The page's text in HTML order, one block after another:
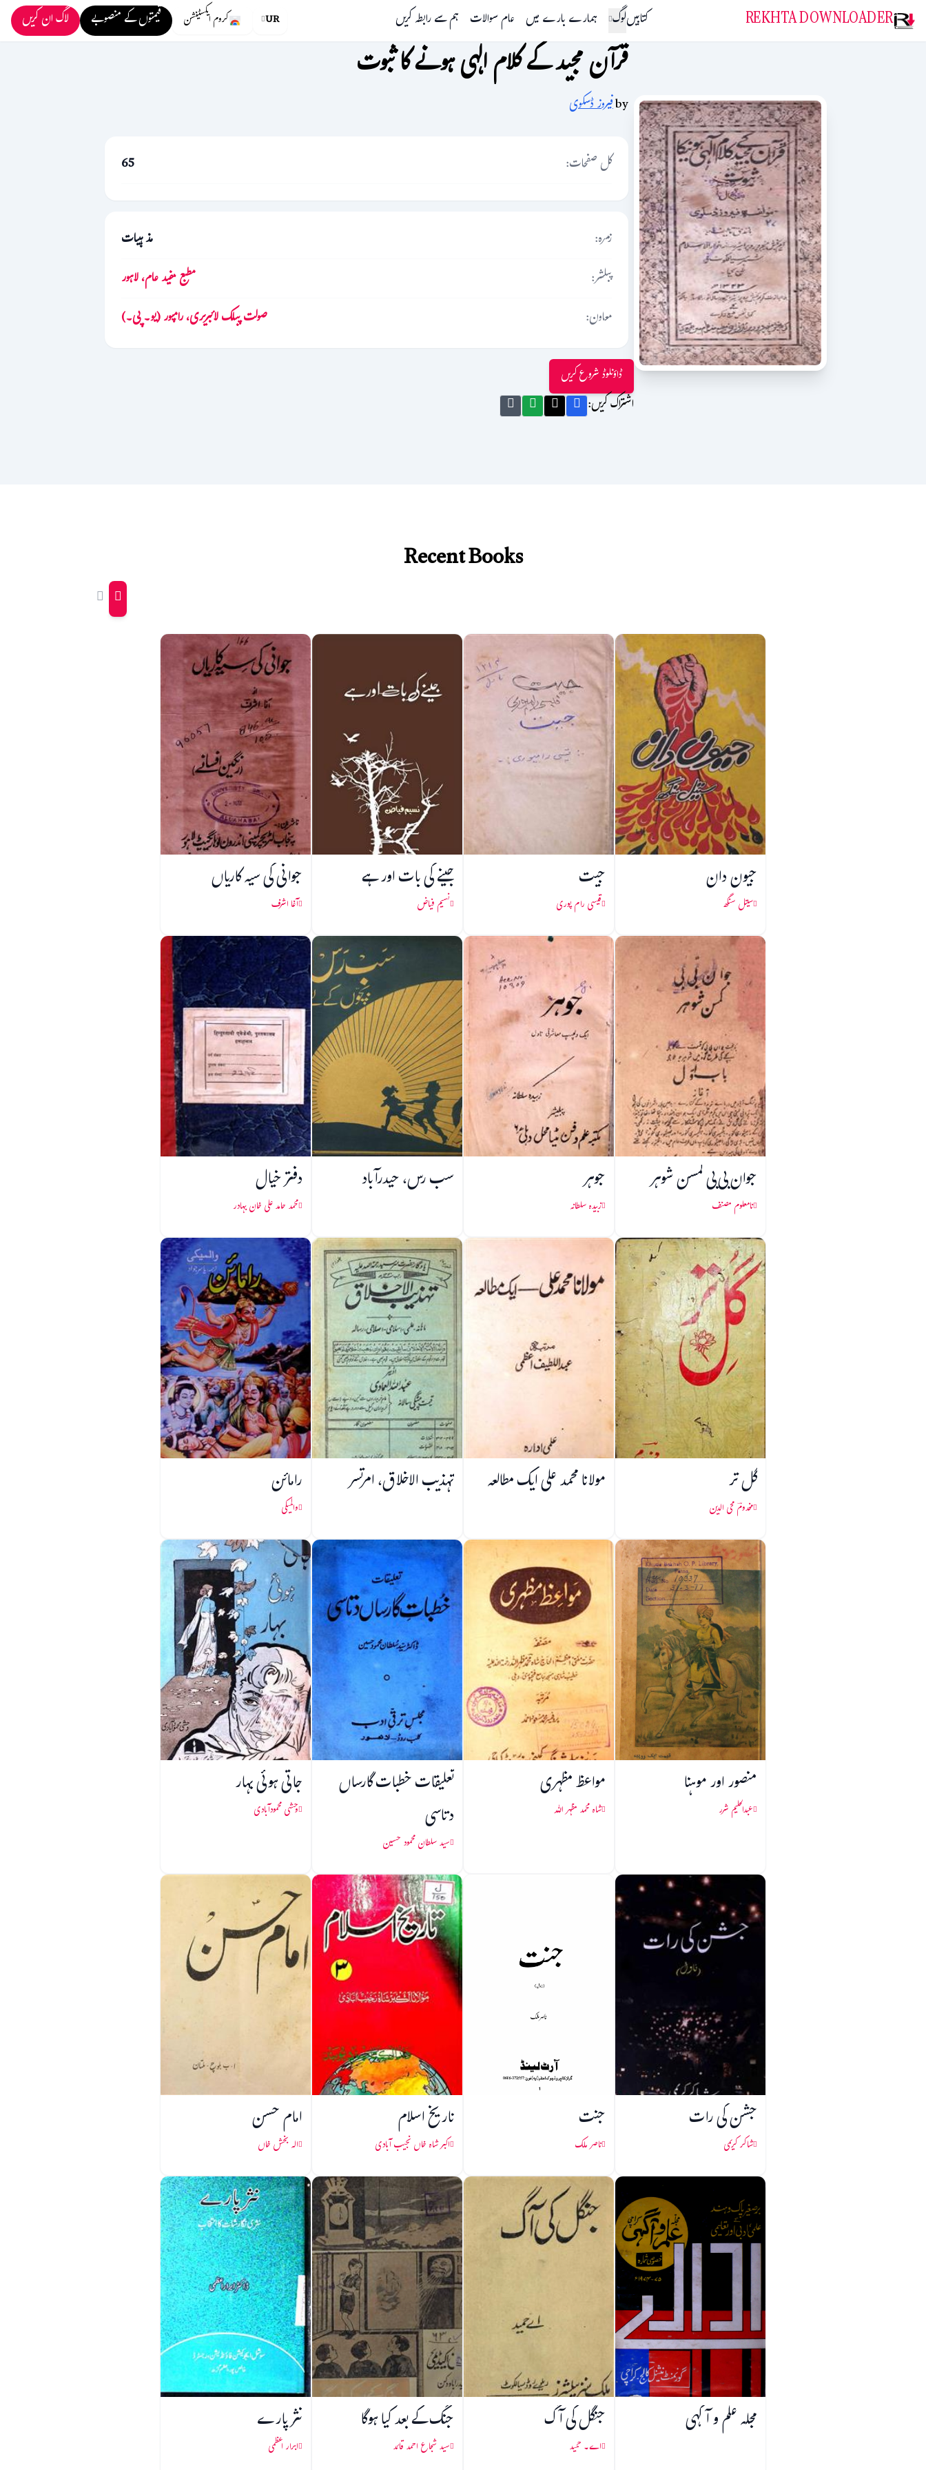
REKHTA DOWNLOADER کتابیںلوگ ہمارے بارے میں عام سوالات ہم سے رابطہ کریں UR کروم ایکسٹینشن قیمتوں کے منصوبے لاگ ان کریں
قرآن مجید کے کلام الٰہی ہونے کا ثبوت
byفیروز ڈسکوی
کل صفحات:
65
زمرہ:
مذہبیات
پبلشر:
مطبع مفید عام، لاہور
معاون:
صولت پبلک لائبریری، رامپور (یو۔ پی۔)
ڈاؤنلوڈ شروع کریں
اشتراک کریں:
Recent Books
جیون دان
سیتل سنگھ
جیت
قیسی رام پوری
جینے کی بات اور ہے
نسیم فیاض
جوانی کی سیہ کاریاں
آغا اشرف
جوان بی بی کمسن شوہر
نامعلوم مصنف
جوہر
زبیدہ سلطانہ
سب رس، حیدرآباد دفتر خیال
محمد حامد علی خان بہادر
گل تر
مخدومؔ محی الدین
مولانا محمد علی ایک مطالعہ تہذیب الاخلاق، امرتسر رامائن
والمیکی
منصور اور موہنا
عبدالحلیم شرر
مواعظ مظہری
شاہ محمد مظہر اللہ
تعلیقات خطبات گارساں
دتاسی
سید سلطان محمود حسین
جاتی ہوئی بہار
وحشی محمودآبادی
جشن کی رات
شاکر کریمی
جنت
ناصر ملک
تاریخ اسلام
اکبر شاہ خاں نجیب آبادی
امام حسن
الہ بخش خاں
مجلہ علم و آگہی جنگل کی آگ
اے۔ حمید
جنگ کے بعد کیا ہوگا
سید شجاع احمد قائد
نثر پارے
ابرار اعظمی